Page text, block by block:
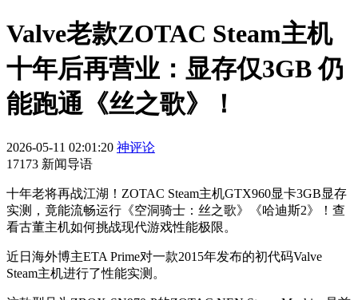
Valve老款ZOTAC Steam主机
十年后再营业：显存仅3GB 仍
能跑通《丝之歌》！
2026-05-11 02:01:20 神评论
17173 新闻导语
十年老将再战江湖！ZOTAC Steam主机GTX960显卡3GB显存
实测，竟能流畅运行《空洞骑士：丝之歌》《哈迪斯2》！查
看古董主机如何挑战现代游戏性能极限。
近日海外博主ETA Prime对一款2015年发布的初代码Valve
Steam主机进行了性能实测。